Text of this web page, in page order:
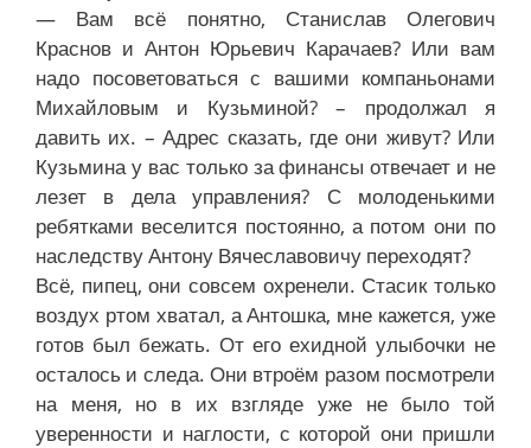
— Вам всё понятно, Станислав Олегович
Краснов и Антон Юрьевич Карачаев? Или вам
надо посоветоваться с вашими компаньонами
Михайловым и Кузьминой? – продолжал я
давить их. – Адрес сказать, где они живут? Или
Кузьмина у вас только за финансы отвечает и не
лезет в дела управления? С молоденькими
ребятками веселится постоянно, а потом они по
наследству Антону Вячеславовичу переходят?
Всё, пипец, они совсем охренели. Стасик только
воздух ртом хватал, а Антошка, мне кажется, уже
готов был бежать. От его ехидной улыбочки не
осталось и следа. Они втроём разом посмотрели
на меня, но в их взгляде уже не было той
уверенности и наглости, с которой они пришли